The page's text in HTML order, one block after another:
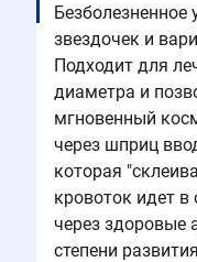
Безболезненное
звездочек и
Подходит для
диаметра и
мгновенный
через шприц
которая
кровоток идет
через здоровые
степени